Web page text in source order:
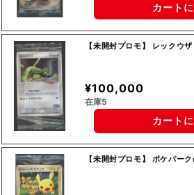
カート
【未開封プロモ】 レックウ
¥100,000
在庫5
カート
【未開封プロモ】 ポケパー